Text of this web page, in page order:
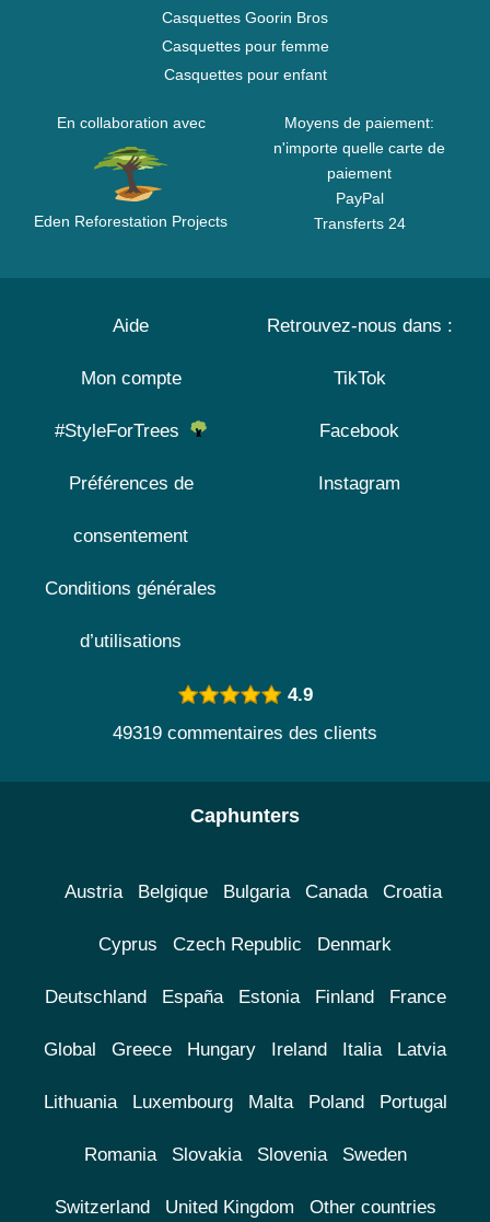
Casquettes Goorin Bros
Casquettes pour femme
Casquettes pour enfant
En collaboration avec
Eden Reforestation Projects
Moyens de paiement:
n'importe quelle carte de
paiement
PayPal
Transferts 24
Aide
Mon compte
#StyleForTrees
Préférences de
consentement
Conditions générales
d’utilisations
Retrouvez-nous dans :
TikTok
Facebook
Instagram
4.9
49319 commentaires des clients
Caphunters
Austria Belgique Bulgaria Canada Croatia
Cyprus Czech Republic Denmark
Deutschland España Estonia Finland France
Global Greece Hungary Ireland Italia Latvia
Lithuania Luxembourg Malta Poland Portugal
Romania Slovakia Slovenia Sweden
Switzerland United Kingdom Other countries